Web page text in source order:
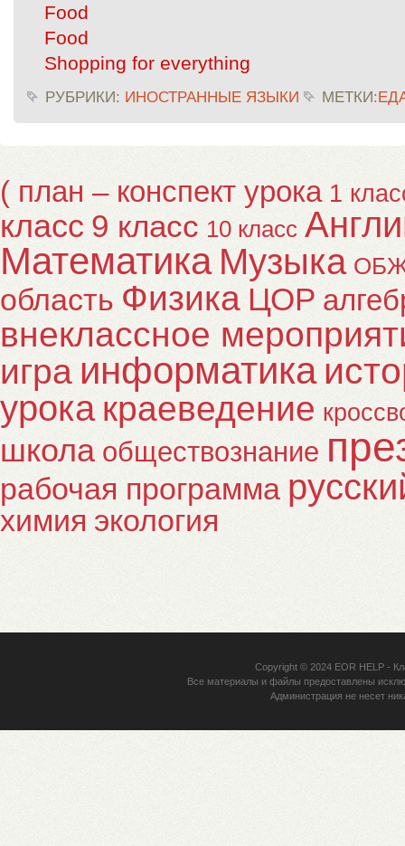
Food
Food
Shopping for everything
РУБРИКИ: ИНОСТРАННЫЕ ЯЗЫКИ МЕТКИ:
( план – конспект урока 1
класс 9 класс 10 класс
Математика Музыка
область Физика ЦОР
внеклассное
игра информатика
урока краеведение
школа обществознание
рабочая программа
химия экология
Copyright © 2024 EOR HELP-
Все материалы и файлы предоставлены
Администрация не несет